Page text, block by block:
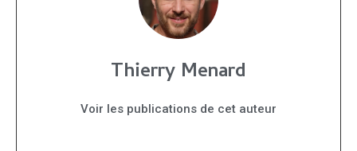
Thierry Menard
Voir les publications de cet auteur